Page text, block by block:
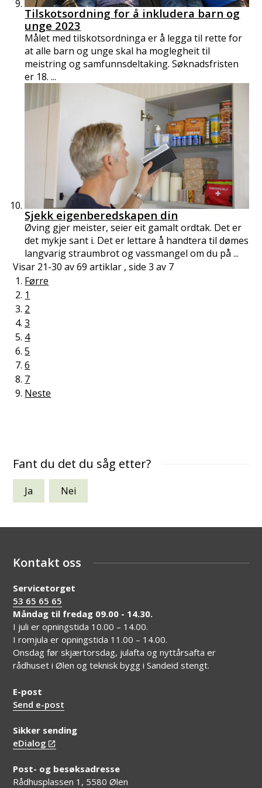
Tilskotsordning for å inkludera barn og
unge 2023
Målet med tilskotsordninga er å legga til rette for
at alle barn og unge skal ha moglegheit til
meistring og samfunnsdeltaking. Søknadsfristen
er 18. ...
Sjekk eigenberedskapen din
Øving gjer meister, seier eit gamalt ordtak. Det er
det mykje sant i. Det er lettare å handtera til dømes
langvarig straumbrot og vassmangel om du på ...
Visar 21-30 av69 artiklar ,side3 av 7
Førre
1
2
3
4
5
6
7
Neste
Fant du det du såg etter?
Ja Nei
Kontakt oss
Servicetorget
53 65 65 65
Måndag til fredag 09.00 - 14.30.
I juli er opningstida 10.00 – 14.00.
I romjula er opningstida 11.00 – 14.00.
Onsdag før skjærtorsdag, julafta og nyttårsafta er
rådhuset i Ølen og teknisk bygg i Sandeid stengt.
E-post
Send e-post
Sikker sending
eDialog
Post- og besøksadresse
Rådhusplassen 1, 5580 Ølen